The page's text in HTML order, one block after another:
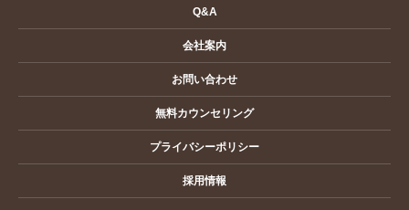
Q&A
会社案内
お問い合わせ
無料カウンセリング
プライバシーポリシー
採用情報